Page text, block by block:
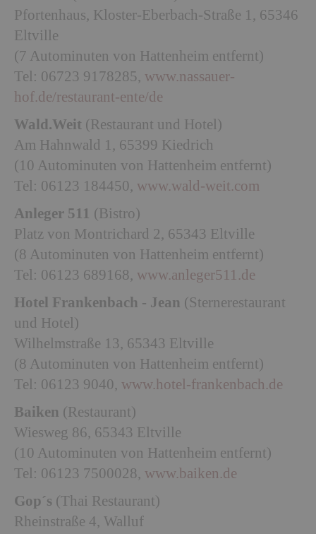
Pfortenhaus, Kloster-Eberbach-Straße 1, 65346
Eltville
(7 Autominuten von Hattenheim entfernt)
Tel: 06723 9178285, www.nassauer-
hof.de/restaurant-ente/de
Wald.Weit (Restaurant und Hotel)
Am Hahnwald 1, 65399 Kiedrich
(10 Autominuten von Hattenheim entfernt)
Tel: 06123 184450, www.wald-weit.com
Anleger 511 (Bistro)
Platz von Montrichard 2, 65343 Eltville
(8 Autominuten von Hattenheim entfernt)
Tel: 06123 689168, www.anleger511.de
Hotel Frankenbach - Jean (Sternerestaurant
und Hotel)
Wilhelmstraße 13, 65343 Eltville
(8 Autominuten von Hattenheim entfernt)
Tel: 06123 9040, www.hotel-frankenbach.de
Baiken (Restaurant)
Wiesweg 86, 65343 Eltville
(10 Autominuten von Hattenheim entfernt)
Tel: 06123 7500028, www.baiken.de
Gop´s (Thai Restaurant)
Rheinstraße 4, Walluf